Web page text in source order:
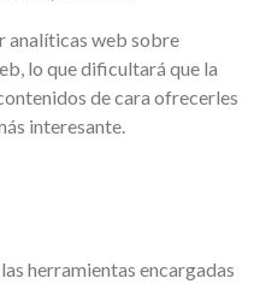
analíticas web sobre
lo que dificultará que la
de cara ofrecerles
interesante.
herramientas encargadas